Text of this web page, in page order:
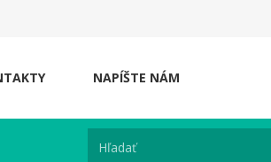
NAPÍŠTE NÁM